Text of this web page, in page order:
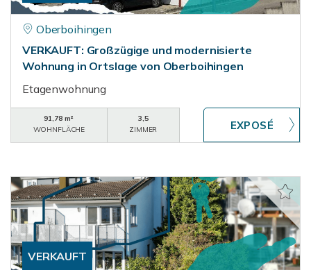
Oberboihingen
VERKAUFT: Großzügige und modernisierte
Wohnung in Ortslage von Oberboihingen
Etagenwohnung
91,78 m²
WOHNFLÄCHE
3,5
ZIMMER
VERKAUFT